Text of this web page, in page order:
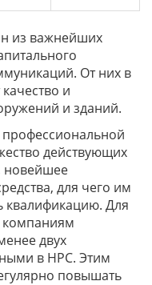
из важнейших
От них в
и
и зданий.
действующих
новейшее
для чего им
квалификацию. Для
компаниям
двух
в НРС. Этим
повышать